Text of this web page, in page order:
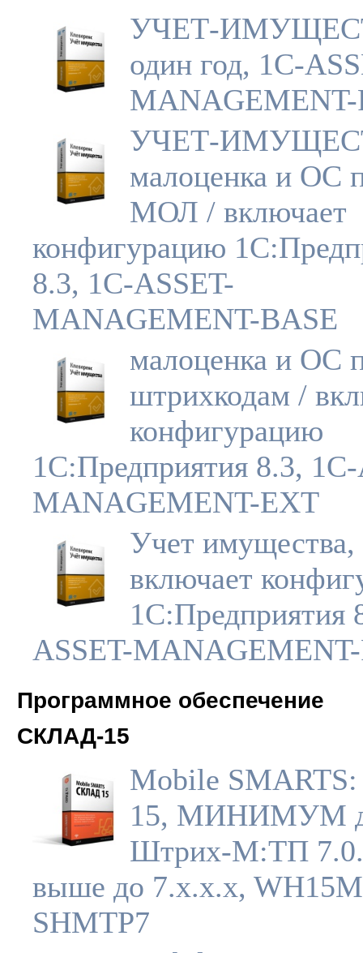
УЧЕТ-
один год, 1С-
MANAGEMENT-
УЧЕТ-
малоценка и ОС
МОЛ / включает
конфигурацию
8.3, 1C-ASSET-
MANAGEMENT-BASE
малоценка и ОС
штрихкодам /
конфигурацию
1С:Предприятия 8.3,
MANAGEMENT-EXT
Учет
включает
1С:Предприятия
ASSET-
Программное обеспечение
СКЛАД-15
Mobile
15, МИНИМУМ
Штрих-М:ТП
выше до 7.x.x.x,
SHMTP7